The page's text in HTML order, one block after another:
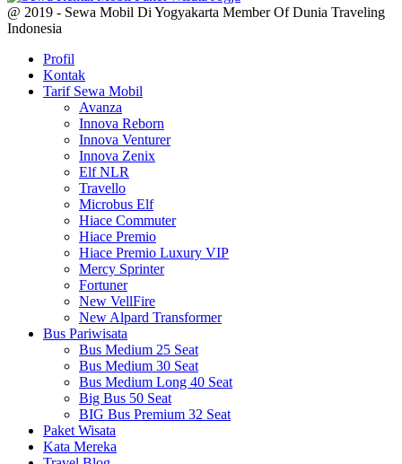
@ 2019 - Sewa Mobil Di Yogyakarta Member Of Dunia Traveling
Indonesia
Profil
Kontak
Tarif Sewa Mobil
Avanza
Innova Reborn
Innova Venturer
Innova Zenix
Elf NLR
Travello
Microbus Elf
Hiace Commuter
Hiace Premio
Hiace Premio Luxury VIP
Mercy Sprinter
Fortuner
New VellFire
New Alpard Transformer
Bus Pariwisata
Bus Medium 25 Seat
Bus Medium 30 Seat
Bus Medium Long 40 Seat
Big Bus 50 Seat
BIG Bus Premium 32 Seat
Paket Wisata
Kata Mereka